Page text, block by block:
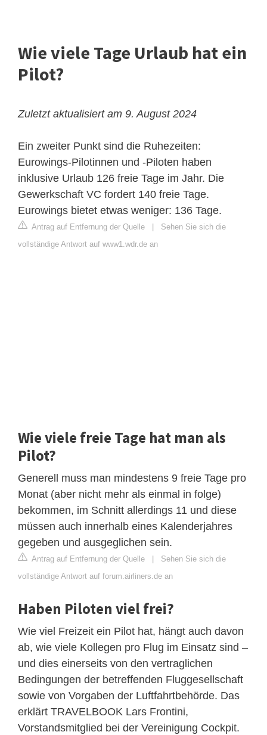
Wie viele Tage Urlaub hat ein
Pilot?
Zuletzt aktualisiert am 9. August 2024
Ein zweiter Punkt sind die Ruhezeiten:
Eurowings-Pilotinnen und -Piloten haben
inklusive Urlaub 126 freie Tage im Jahr. Die
Gewerkschaft VC fordert 140 freie Tage.
Eurowings bietet etwas weniger: 136 Tage.
Antrag auf Entfernung der Quelle
Sehen Sie sich die
vollständige Antwort auf www1.wdr.de an
Wie viele freie Tage hat man als
Pilot?
Generell muss man mindestens 9 freie Tage pro
Monat (aber nicht mehr als einmal in folge)
bekommen, im Schnitt allerdings 11 und diese
müssen auch innerhalb eines Kalenderjahres
gegeben und ausgeglichen sein.
Antrag auf Entfernung der Quelle
Sehen Sie sich die
vollständige Antwort auf forum.airliners.de an
Haben Piloten viel frei?
Wie viel Freizeit ein Pilot hat, hängt auch davon
ab, wie viele Kollegen pro Flug im Einsatz sind –
und dies einerseits von den vertraglichen
Bedingungen der betreffenden Fluggesellschaft
sowie von Vorgaben der Luftfahrtbehörde. Das
erklärt TRAVELBOOK Lars Frontini,
Vorstandsmitglied bei der Vereinigung Cockpit.